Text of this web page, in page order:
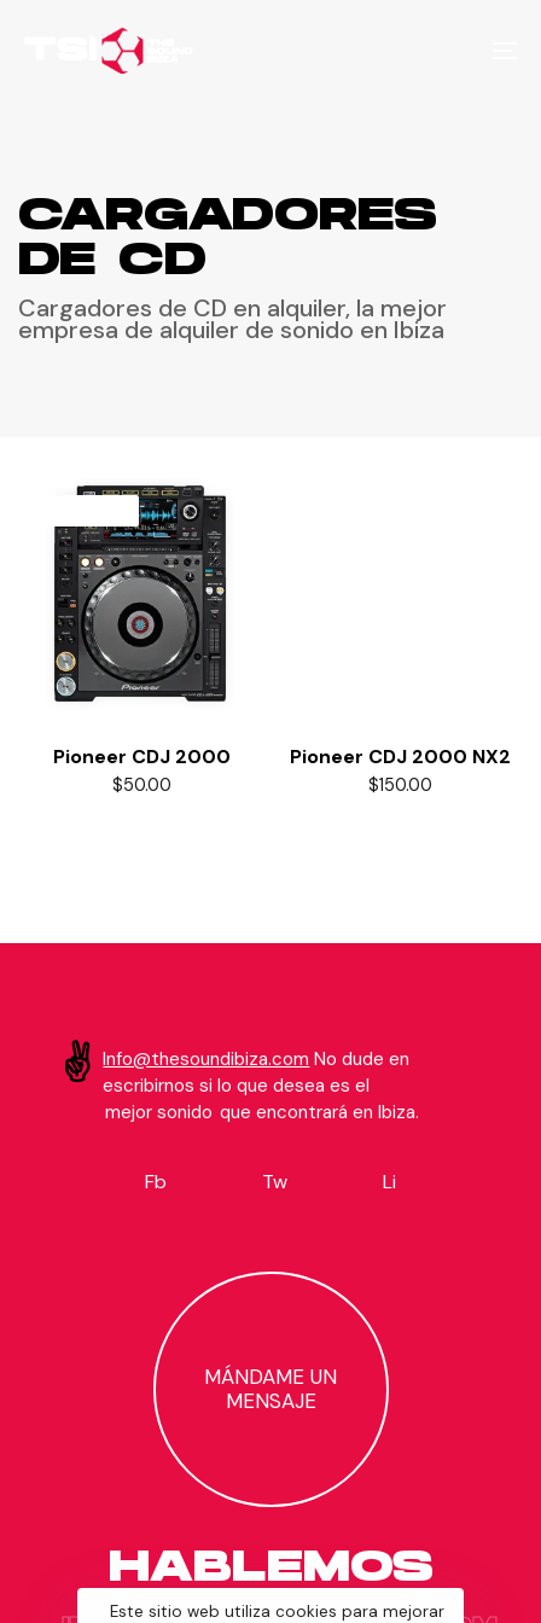
CARGADORES
DE CD
Cargadores de CD en alquiler, la mejor
empresa de alquiler de sonido en Ibiza
Pioneer CDJ 2000
$50.00
Pioneer CDJ 2000 NX2
$150.00
HABLEMOS
MÁNDAME UN
MENSAJE
Fb Tw Li
✌️ Info@thesoundibiza.com No dude en
escribirnos si lo que desea es el
mejor sonido que encontrará en Ibiza.
Este sitio web utiliza cookies para mejorar